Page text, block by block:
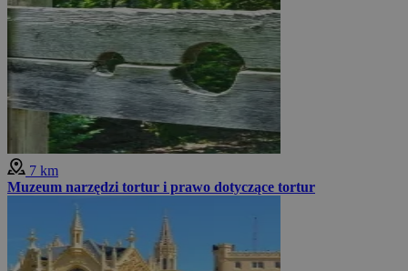
7 km
Muzeum narzędzi tortur i prawo dotyczące tortur